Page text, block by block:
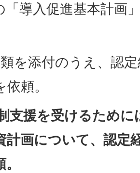
導入促進基本計画
を添付のうえ、認
頼。
支援を受けるために
計画について、認定